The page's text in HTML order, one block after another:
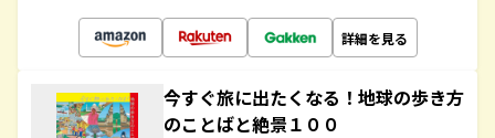
詳細を見る
今すぐ旅に出たくなる！地球の歩き方
のことばと絶景１００